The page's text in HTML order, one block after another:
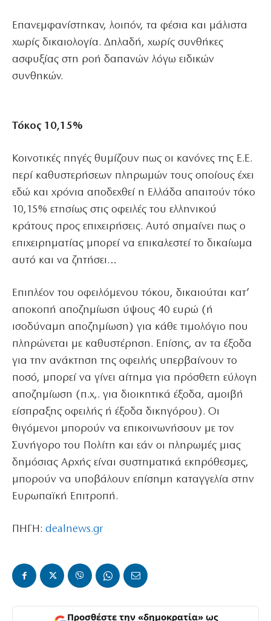
Επανεμφανίστηκαν, λοιπόν, τα φέσια και μάλιστα
χωρίς δικαιολογία. Δηλαδή, χωρίς συνθήκες
ασφυξίας στη ροή δαπανών λόγω ειδικών
συνθηκών.
Τόκος 10,15%
Κοινοτικές πηγές θυμίζουν πως οι κανόνες της Ε.Ε.
περί καθυστερήσεων πληρωμών τους οποίους έχει
εδώ και χρόνια αποδεχθεί η Ελλάδα απαιτούν τόκο
10,15% ετησίως στις οφειλές του ελληνικού
κράτους προς επιχειρήσεις. Αυτό σημαίνει πως ο
επιχειρηματίας μπορεί να επικαλεστεί το δικαίωμα
αυτό και να ζητήσει…
Επιπλέον του οφειλόμενου τόκου, δικαιούται κατ’
αποκοπή αποζημίωση ύψους 40 ευρώ (ή
ισοδύναμη αποζημίωση) για κάθε τιμολόγιο που
πληρώνεται με καθυστέρηση. Επίσης, αν τα έξοδα
για την ανάκτηση της οφειλής υπερβαίνουν το
ποσό, μπορεί να γίνει αίτημα για πρόσθετη εύλογη
αποζημίωση (π.χ,. για διοικητικά έξοδα, αμοιβή
είσπραξης οφειλής ή έξοδα δικηγόρου). Οι
θιγόμενοι μπορούν να επικοινωνήσουν με τον
Συνήγορο του Πολίτη και εάν οι πληρωμές μιας
δημόσιας Αρχής είναι συστηματικά εκπρόθεσμες,
μπορούν να υποβάλουν επίσημη καταγγελία στην
Ευρωπαϊκή Επιτροπή.
ΠΗΓΗ: dealnews.gr
Προσθέστε την «δημοκρατία» ως